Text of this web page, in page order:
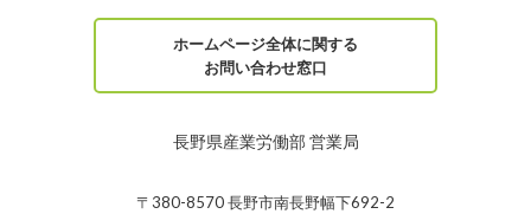
ホームページ全体に関する
お問い合わせ窓口
長野県産業労働部 営業局
〒380-8570 長野市南長野幅下692-2